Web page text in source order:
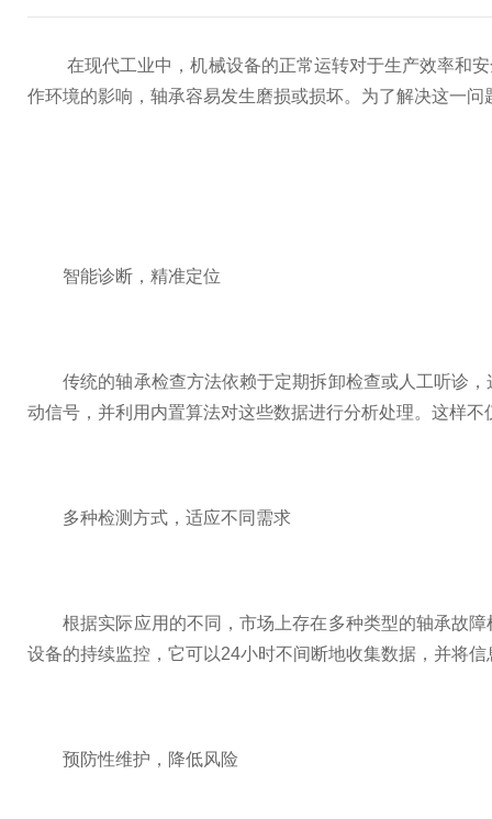
在现代工业中，机械设备的正常运转对于生产效率和安
作环境的影响，轴承容易发生磨损或损坏。为了解决这一
智能诊断，精准定位
传统的轴承检查方法依赖于定期拆卸检查或人工听诊，
动信号，并利用内置算法对这些数据进行分析处理。这样
多种检测方式，适应不同需求
根据实际应用的不同，市场上存在多种类型的轴承故障
设备的持续监控，它可以24小时不间断地收集数据，并将
预防性维护，降低风险